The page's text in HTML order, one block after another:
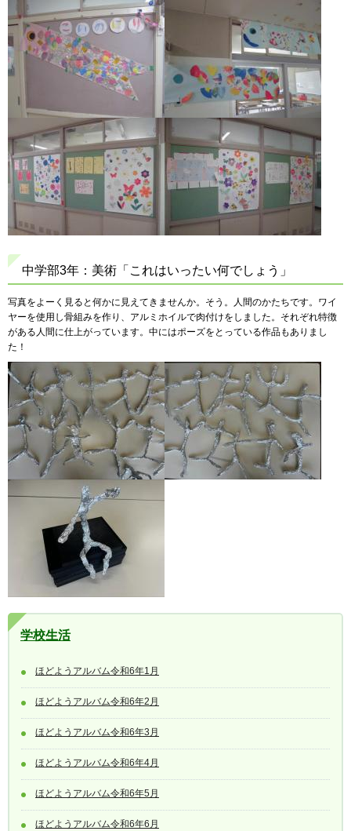
中学部3年：美術「これはいったい何でしょう」
写真をよーく見ると何かに見えてきませんか。そう。人間のかたちです。ワイ
ヤーを使用し骨組みを作り、アルミホイルで肉付けをしました。それぞれ特徴
がある人間に仕上がっています。中にはポーズをとっている作品もありまし
た！
学校生活
ほどようアルバム令和6年1月
ほどようアルバム令和6年2月
ほどようアルバム令和6年3月
ほどようアルバム令和6年4月
ほどようアルバム令和6年5月
ほどようアルバム令和6年6月